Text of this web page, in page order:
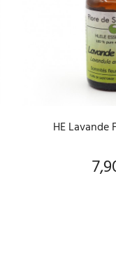
AJOUTER
HE Lavande